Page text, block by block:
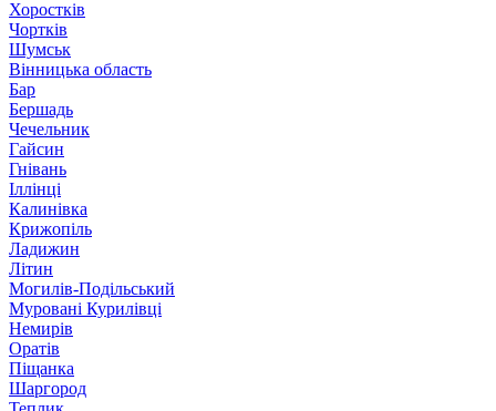
Хоростків
Чортків
Шумськ
Вінницька область
Бар
Бершадь
Чечельник
Гайсин
Гнівань
Іллінці
Калинівка
Крижопіль
Ладижин
Літин
Могилів-Подільський
Муровані Курилівці
Немирів
Оратів
Піщанка
Шаргород